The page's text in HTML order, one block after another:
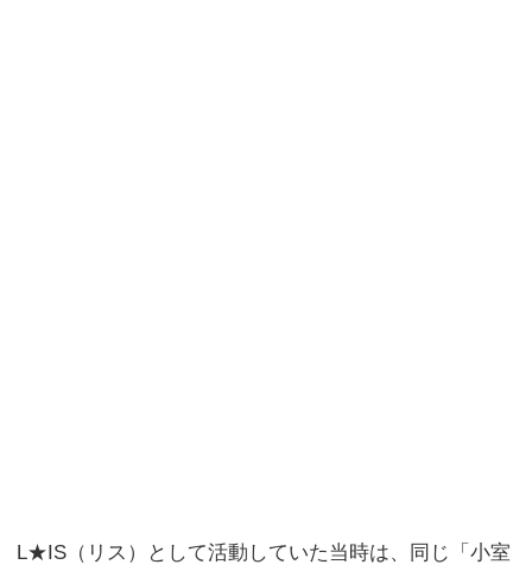
L★IS（リス）として活動していた当時は、同じ「小室